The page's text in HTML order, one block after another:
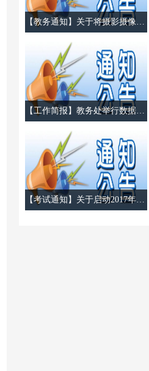
【教务通知】​关于将摄影摄像技术专业划入表演艺术学院建设管理的通知
【工作简报】教务处举行数据平台培训工作会
【考试通知】关于启动2017年高职专科衔接自考本科的通知